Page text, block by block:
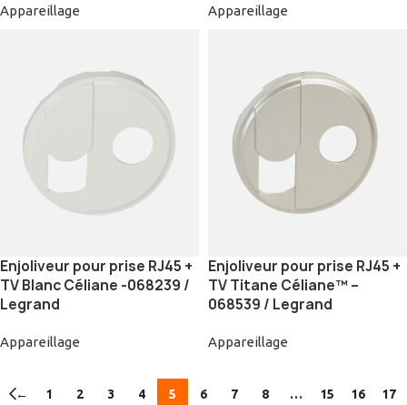
Appareillage Appareillage
Enjoliveur pour prise RJ45 +
TV Blanc Céliane -068239 /
Legrand
Appareillage
Enjoliveur pour prise RJ45 +
TV Titane Céliane™ –
068539 / Legrand
Appareillage
← 1 2 3 4 5 6 7 8 … 15 16 17